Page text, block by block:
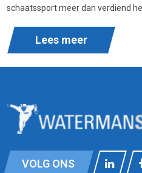
schaatssport meer dan verdiend
Lees meer
VOLG ONS